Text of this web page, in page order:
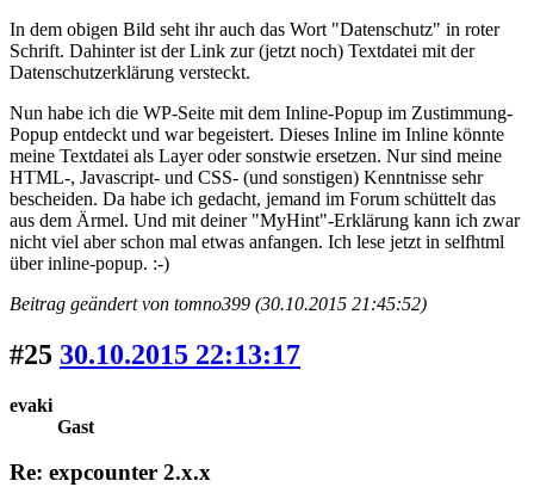
In dem obigen Bild seht ihr auch das Wort "Datenschutz" in roter
Schrift. Dahinter ist der Link zur (jetzt noch) Textdatei mit der
Datenschutzerklärung versteckt.
Nun habe ich die WP-Seite mit dem Inline-Popup im Zustimmung-
Popup entdeckt und war begeistert. Dieses Inline im Inline könnte
meine Textdatei als Layer oder sonstwie ersetzen. Nur sind meine
HTML-, Javascript- und CSS- (und sonstigen) Kenntnisse sehr
bescheiden. Da habe ich gedacht, jemand im Forum schüttelt das
aus dem Ärmel. Und mit deiner "MyHint"-Erklärung kann ich zwar
nicht viel aber schon mal etwas anfangen. Ich lese jetzt in selfhtml
über inline-popup. :-)
Beitrag geändert von tomno399 (30.10.2015 21:45:52)
#25 30.10.2015 22:13:17
evaki
Gast
Re: expcounter 2.x.x